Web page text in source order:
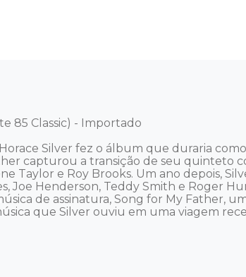
85 Classic) - Importado
Silver fez o álbum que duraria
capturou a transição de seu quinteto
Taylor e Roy Brooks. Um ano depois,
Joe Henderson, Teddy Smith e Roger
de assinatura, Song for My Father,
que Silver ouviu em uma viagem